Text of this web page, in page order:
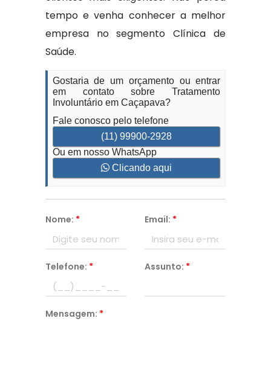
tempo e venha conhecer a melhor
empresa no segmento Clínica de
Saúde.
Gostaria de um orçamento ou entrar
em contato sobre Tratamento
Involuntário em Caçapava?
Fale conosco pelo telefone
(11) 99900-2928
Ou em nosso WhatsApp
Clicando aqui
Nome: * Email: *
Telefone: * Assunto: *
Mensagem: *